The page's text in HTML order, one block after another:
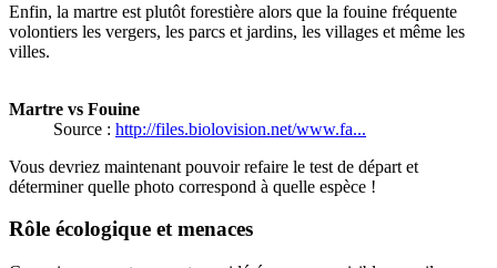
Enfin, la martre est plutôt forestière alors que la fouine fréquente
volontiers les vergers, les parcs et jardins, les villages et même les
villes.
Martre vs Fouine
Source : http://files.biolovision.net/www.fa...
Vous devriez maintenant pouvoir refaire le test de départ et
déterminer quelle photo correspond à quelle espèce !
Rôle écologique et menaces